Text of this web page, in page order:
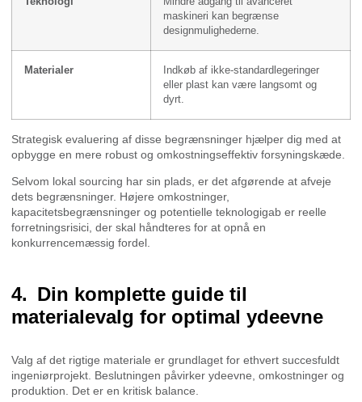
maskineri kan begrænse
designmulighederne.
Materialer
Indkøb af ikke-standardlegeringer
eller plast kan være langsomt og
dyrt.
Strategisk evaluering af disse begrænsninger hjælper dig med at
opbygge en mere robust og omkostningseffektiv forsyningskæde.
Selvom lokal sourcing har sin plads, er det afgørende at afveje
dets begrænsninger. Højere omkostninger,
kapacitetsbegrænsninger og potentielle teknologigab er reelle
forretningsrisici, der skal håndteres for at opnå en
konkurrencemæssig fordel.
Din komplette guide til
materialevalg for optimal ydeevne
Valg af det rigtige materiale er grundlaget for ethvert succesfuldt
ingeniørprojekt. Beslutningen påvirker ydeevne, omkostninger og
produktion. Det er en kritisk balance.